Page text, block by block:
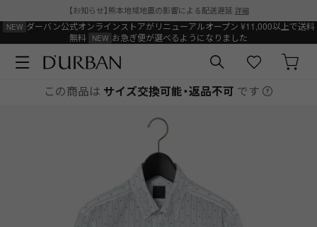
【お知らせ】熊本地域地震の影響による配送遅延 詳細
ダーバン公式オンラインストアがリニューアルオープン ¥11,000以上で送料
無料
お急ぎ便が選べるようになりました
この商品は サイズ交換可能・返品不可 です